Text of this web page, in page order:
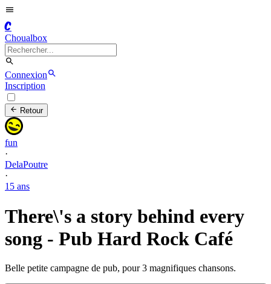
C
Choualbox
Connexion
Inscription
Retour
fun
·
DelaPoutre
·
15 ans
There\'s a story behind every
song - Pub Hard Rock Café
Belle petite campagne de pub, pour 3 magnifiques chansons.